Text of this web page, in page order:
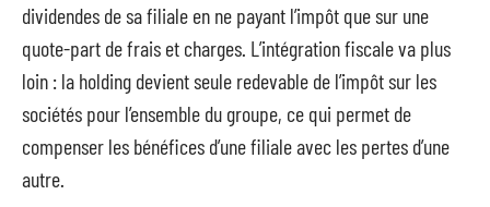
dividendes de sa filiale en ne payant l’impôt que sur une
quote-part de frais et charges. L’intégration fiscale va plus
loin : la holding devient seule redevable de l’impôt sur les
sociétés pour l’ensemble du groupe, ce qui permet de
compenser les bénéfices d’une filiale avec les pertes d’une
autre.